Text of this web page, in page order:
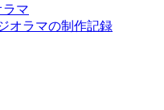
ラマ
オラマの制作記録